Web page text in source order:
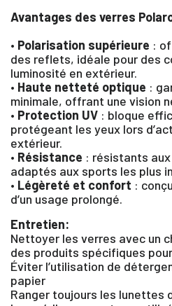
Avantages des verres
• Polarisation supérieure :
des reflets, idéale pour des
luminosité en extérieur.
• Haute netteté optique :
minimale, offrant une vision
• Protection UV : bloque
protégeant les yeux lors
extérieur.
• Résistance : résistants
adaptés aux sports les plus
• Légèreté et confort :
d’un usage prolongé.
Entretien:
Nettoyer les verres avec un
des produits spécifiques
Éviter l’utilisation de
papier
Ranger toujours les lunettes
×
Vous devez être connecté
produits dans votre liste d'envie
ANNULER